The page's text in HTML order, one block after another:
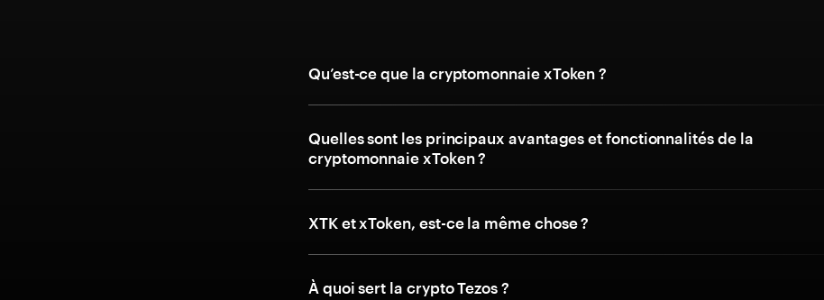
Qu’est-ce que la cryptomonnaie xToken ?
Quelles sont les principaux avantages et fonctionnalités de la
cryptomonnaie xToken ?
XTK et xToken, est-ce la même chose ?
À quoi sert la crypto Tezos ?